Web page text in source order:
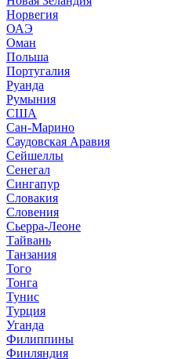
Норвегия
ОАЭ
Оман
Польша
Португалия
Руанда
Румыния
США
Сан-Марино
Саудовская Аравия
Сейшеллы
Сенегал
Сингапур
Словакия
Словения
Сьерра-Леоне
Тайвань
Танзания
Того
Тонга
Тунис
Турция
Уганда
Филиппины
Финляндия